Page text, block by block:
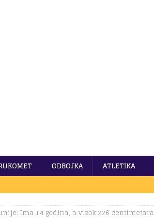
ODBOJKA ATLETIKA
Ima 14 godina, a visok 226 centimetara